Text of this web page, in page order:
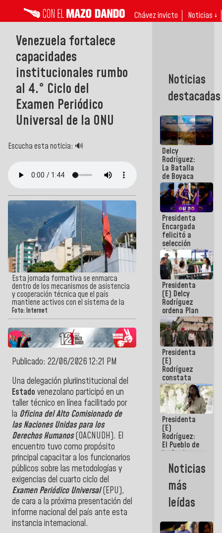
Chávez invicto Noticias ↓
Venezuela fortalece
capacidades
institucionales rumbo
al 4.° Ciclo del
Examen Periódico
Universal de la ONU
Escucha esta noticia: 🔊
Esta jornada formativa se enmarca
dentro de los mecanismos de asistencia
y cooperación técnica que el país
mantiene activos con el sistema de la
Foto: Internet
Publicado: 22/06/2026 12:21 PM
Una delegación pluriinstitucional del
Estado venezolano participó en un
taller técnico en línea facilitado por
la Oficina del Alto Comisionado de
las Naciones Unidas para los
Derechos Humanos (OACNUDH). El
encuentro tuvo como propósito
principal capacitar a los funcionarios
públicos sobre las metodologías y
exigencias del cuarto ciclo del
Examen Periódico Universal(EPU),
de cara a la próxima presentación del
informe nacional del país ante esta
instancia internacional.
Noticias
destacadas
Delcy
Rodríguez:
La Batalla
de Boyaca
representa
un capítulo
decisivo en
la gesta
emancipadora
de nuestra
América
Presidenta
Encargada
felicitó a
selección
femenina de
baloncesto
por su
clasificación
a la
AmeriCup
2027
Presidenta
(E) Delcy
Rodríguez
ordena Plan
maestro de
desarrollo
logístico y
turístico
para La
Guaira
Presidenta
(E)
Rodríguez
constata
obras de
rehabilitación
de Escuela
Militar de
Mamo en La
Guaira
Presidenta
(E)
Rodríguez:
El Pueblo de
La Guaira
siempre
estará
acompañada
por el
Gobierno
Nacional
Noticias
más
leídas